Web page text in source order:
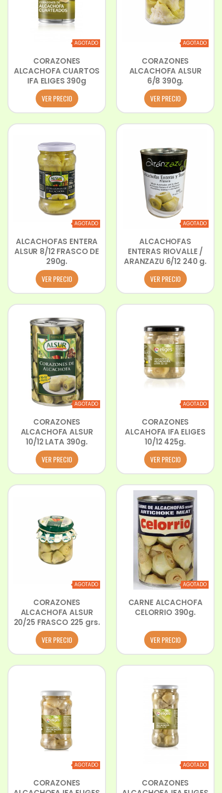
AGOTADO
CORAZONES
ALCACHOFA CUARTOS
IFA ELIGES 390g
VER PRECIO
AGOTADO
CORAZONES
ALCACHOFA ALSUR
6/8 390g.
VER PRECIO
AGOTADO
ALCACHOFAS ENTERA
ALSUR 8/12 FRASCO DE
290g.
VER PRECIO
AGOTADO
ALCACHOFAS
ENTERAS RIOVALLE /
ARANZAZU 6/12 240 g.
VER PRECIO
AGOTADO
CORAZONES
ALCACHOFA ALSUR
10/12 LATA 390g.
VER PRECIO
AGOTADO
CORAZONES
ALCAHOFA IFA ELIGES
10/12 425g.
VER PRECIO
AGOTADO
CORAZONES
ALCACHOFA ALSUR
20/25 FRASCO 225 grs.
VER PRECIO
AGOTADO
CARNE ALCACHOFA
CELORRIO 390g.
VER PRECIO
AGOTADO
CORAZONES
AGOTADO
CORAZONES